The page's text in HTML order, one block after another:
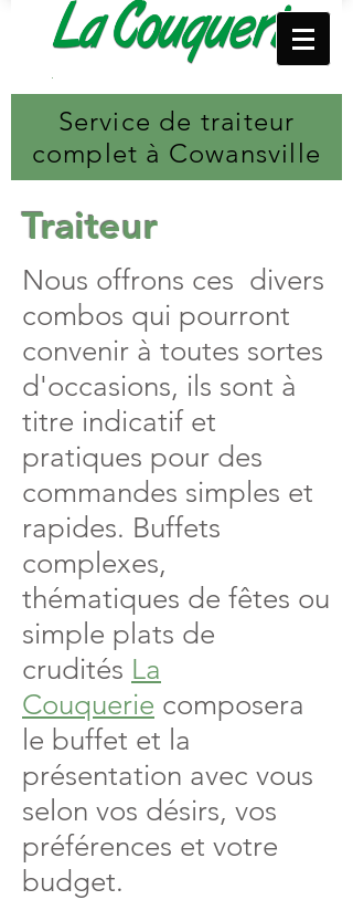
Service de traiteur
complet à Cowansville
Traiteur
Nous offrons ces divers
combos qui pourront
convenir à toutes sortes
d'occasions, ils sont à
titre indicatif et
pratiques pour des
commandes simples et
rapides. Buffets
complexes,
thématiques de fêtes ou
simple plats de
crudités La
Couquerie composera
le buffet et la
présentation avec vous
selon vos désirs, vos
préférences et votre
budget.